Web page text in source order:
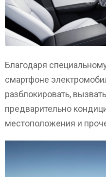
Благодаря
смартфоне
разблокировать,
предварительно
местоположения и